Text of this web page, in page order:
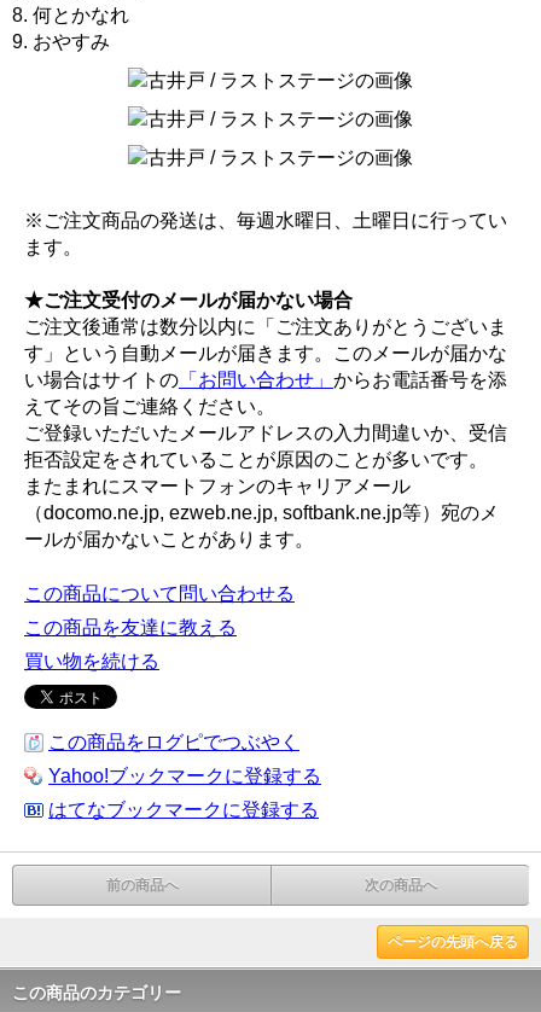
8. 何とかなれ
9. おやすみ
※ご注文商品の発送は、毎週水曜日、土曜日に行ってい
ます。
★ご注文受付のメールが届かない場合
ご注文後通常は数分以内に「ご注文ありがとうございま
す」という自動メールが届きます。このメールが届かな
い場合はサイトの 「お問い合わせ」 からお電話番号を添
えてその旨ご連絡ください。
ご登録いただいたメールアドレスの入力間違いか、受信
拒否設定をされていることが原因のことが多いです。
またまれにスマートフォンのキャリアメール
（docomo.ne.jp, ezweb.ne.jp, softbank.ne.jp等）宛のメ
ールが届かないことがあります。
この商品について問い合わせる
この商品を友達に教える
買い物を続ける
この商品をログピでつぶやく
Yahoo!ブックマークに登録する
はてなブックマークに登録する
前の商品へ 次の商品へ
ページの先頭へ戻る
この商品のカテゴリー